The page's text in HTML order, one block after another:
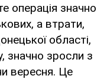
операція значно
а втрати,
області,
значно зросли з
вересня. Це